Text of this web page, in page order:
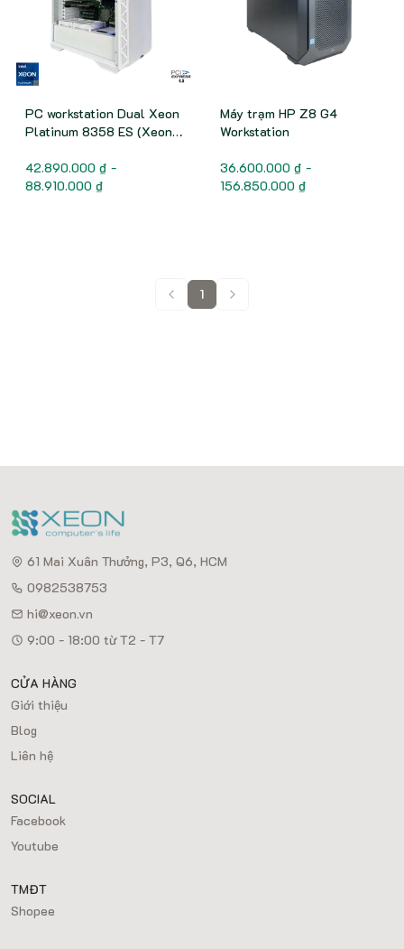
PC workstation Dual Xeon
Platinum 8358 ES (Xeon
42.890.000 ₫ -
88.910.000 ₫
Máy trạm HP Z8 G4
Workstation
36.600.000 ₫ -
156.850.000 ₫
1
61 Mai Xuân Thưởng, P3, Q6, HCM
0982538753
hi@xeon.vn
9:00 - 18:00 từ T2 - T7
CỬA HÀNG
Giới thiệu
Blog
Liên hệ
SOCIAL
Facebook
Youtube
TMĐT
Shopee